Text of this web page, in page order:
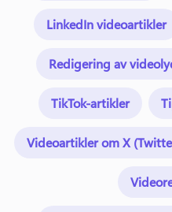
LinkedIn videoartikler
Redigering av
TikTok-artikler
Videoartikler om X